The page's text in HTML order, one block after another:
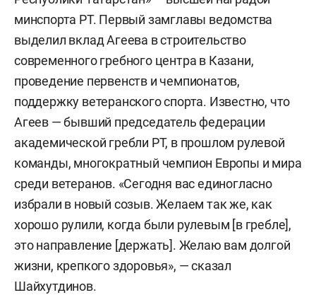
минспорта РТ. Первый замглавы ведомства
выделил вклад Агеева в строительство
современного гребного центра в Казани,
проведение первенств и чемпионатов,
поддержку ветеранского спорта. Известно, что
Агеев — бывший председатель федерации
академической гребли РТ, в прошлом рулевой
команды, многократный чемпион Европы и мира
среди ветеранов. «Сегодня вас единогласно
избрали в новый созыв. Желаем так же, как
хорошо рулили, когда были рулевым [в гребле],
это направление [держать]. Желаю вам долгой
жизни, крепкого здоровья», — сказал
Шайхутдинов.